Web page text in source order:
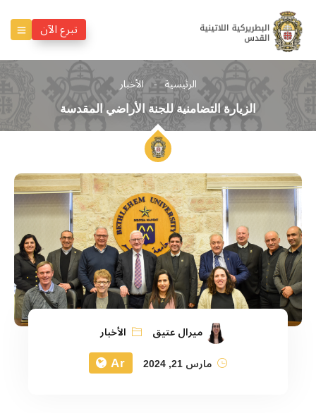
تبرع الآن
الرئيسية الأخبار
الزيارة التضامنية للجنة الأراضي المقدسة
ميرال عتيق
الأخبار
مارس 21, 2024
Ar